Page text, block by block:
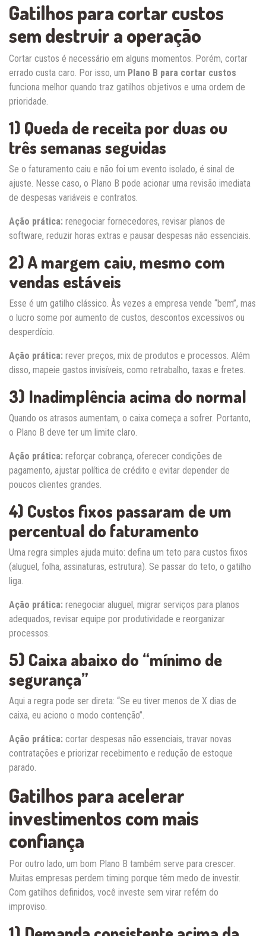
Gatilhos para cortar custos
sem destruir a operação
Cortar custos é necessário em alguns momentos. Porém, cortar
errado custa caro. Por isso, um Plano B para cortar custos
funciona melhor quando traz gatilhos objetivos e uma ordem de
prioridade.
1) Queda de receita por duas ou
três semanas seguidas
Se o faturamento caiu e não foi um evento isolado, é sinal de
ajuste. Nesse caso, o Plano B pode acionar uma revisão imediata
de despesas variáveis e contratos.
Ação prática: renegociar fornecedores, revisar planos de
software, reduzir horas extras e pausar despesas não essenciais.
2) A margem caiu, mesmo com
vendas estáveis
Esse é um gatilho clássico. Às vezes a empresa vende “bem”, mas
o lucro some por aumento de custos, descontos excessivos ou
desperdício.
Ação prática: rever preços, mix de produtos e processos. Além
disso, mapeie gastos invisíveis, como retrabalho, taxas e fretes.
3) Inadimplência acima do normal
Quando os atrasos aumentam, o caixa começa a sofrer. Portanto,
o Plano B deve ter um limite claro.
Ação prática: reforçar cobrança, oferecer condições de
pagamento, ajustar política de crédito e evitar depender de
poucos clientes grandes.
4) Custos fixos passaram de um
percentual do faturamento
Uma regra simples ajuda muito: defina um teto para custos fixos
(aluguel, folha, assinaturas, estrutura). Se passar do teto, o gatilho
liga.
Ação prática: renegociar aluguel, migrar serviços para planos
adequados, revisar equipe por produtividade e reorganizar
processos.
5) Caixa abaixo do “mínimo de
segurança”
Aqui a regra pode ser direta: “Se eu tiver menos de X dias de
caixa, eu aciono o modo contenção”.
Ação prática: cortar despesas não essenciais, travar novas
contratações e priorizar recebimento e redução de estoque
parado.
Gatilhos para acelerar
investimentos com mais
confiança
Por outro lado, um bom Plano B também serve para crescer.
Muitas empresas perdem timing porque têm medo de investir.
Com gatilhos definidos, você investe sem virar refém do
improviso.